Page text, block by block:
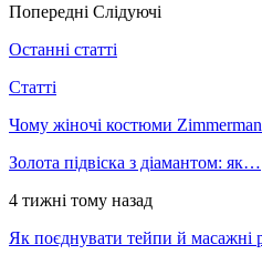
Попередні Слідуючі
Останні статті
Статті
Чому жіночі костюми
Золота підвіска з діамантом: як…
4 тижні тому назад
Як поєднувати тейпи й